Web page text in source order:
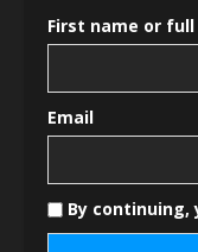
First name or full
Email
By continuing,